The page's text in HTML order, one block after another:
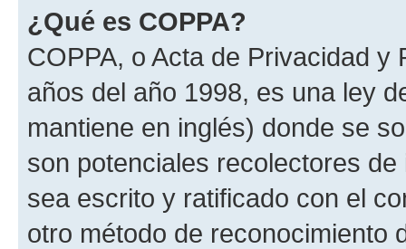
¿Qué es COPPA?
COPPA, o Acta de Privacidad
años del año 1998, es una ley
mantiene en inglés) donde se
son potenciales recolectores
sea escrito y ratificado con el
otro método de reconocimiento